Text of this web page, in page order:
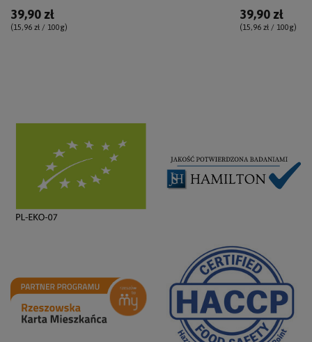
39,90 zł
(15,96 zł / 100g)
39,90 zł
(15,96 zł / 100g)